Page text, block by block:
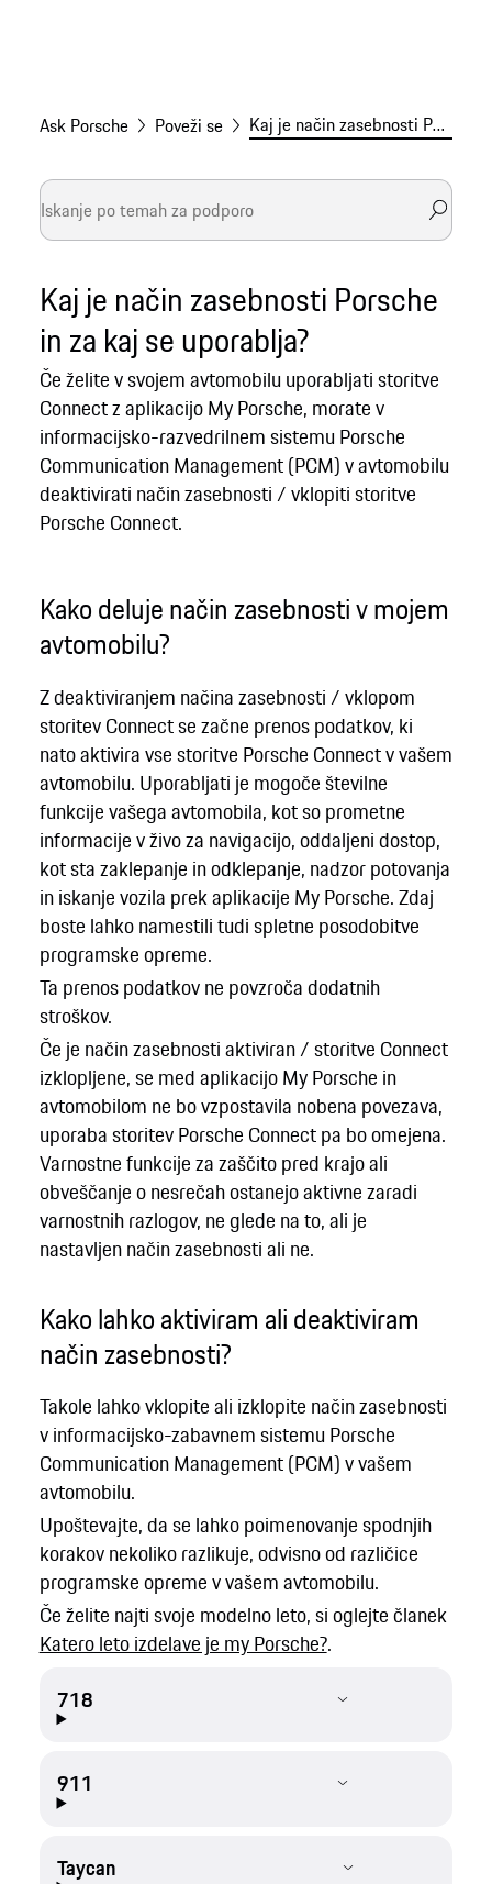
Ask Porsche Poveži se Kaj je način zasebnosti Porsche?
Kaj je način zasebnosti Porsche
in za kaj se uporablja?
Če želite v svojem avtomobilu uporabljati storitve
Connect z aplikacijo My Porsche, morate v
informacijsko-razvedrilnem sistemu Porsche
Communication Management (PCM) v avtomobilu
deaktivirati način zasebnosti / vklopiti storitve
Porsche Connect.
Kako deluje način zasebnosti v mojem
avtomobilu?
Z deaktiviranjem načina zasebnosti / vklopom
storitev Connect se začne prenos podatkov, ki
nato aktivira vse storitve Porsche Connect v vašem
avtomobilu. Uporabljati je mogoče številne
funkcije vašega avtomobila, kot so prometne
informacije v živo za navigacijo, oddaljeni dostop,
kot sta zaklepanje in odklepanje, nadzor potovanja
in iskanje vozila prek aplikacije My Porsche. Zdaj
boste lahko namestili tudi spletne posodobitve
programske opreme.
Ta prenos podatkov ne povzroča dodatnih
stroškov.
Če je način zasebnosti aktiviran / storitve Connect
izklopljene, se med aplikacijo My Porsche in
avtomobilom ne bo vzpostavila nobena povezava,
uporaba storitev Porsche Connect pa bo omejena.
Varnostne funkcije za zaščito pred krajo ali
obveščanje o nesrečah ostanejo aktivne zaradi
varnostnih razlogov, ne glede na to, ali je
nastavljen način zasebnosti ali ne.
Kako lahko aktiviram ali deaktiviram
način zasebnosti?
Takole lahko vklopite ali izklopite način zasebnosti
v informacijsko-zabavnem sistemu Porsche
Communication Management (PCM) v vašem
avtomobilu.
Upoštevajte, da se lahko poimenovanje spodnjih
korakov nekoliko razlikuje, odvisno od različice
programske opreme v vašem avtomobilu.
Če želite najti svoje modelno leto, si oglejte članek
Katero leto izdelave je my Porsche?.
718
911
Taycan